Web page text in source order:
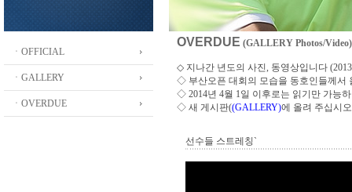
ㆍOFFICIAL
ㆍGALLERY
ㆍOVERDUE
OVERDUE (GALLERY Photos/Video)
◇ 지나간 년도의 사진, 동영상입니다
◇ 부산오픈 대회의 모습을 동호인들께서
◇ 2014년 4월 1일 이후로는 읽기만 가능
◇ 새 게시판((GALLERY)에 올려 주십시오
선수들 스트레칭`